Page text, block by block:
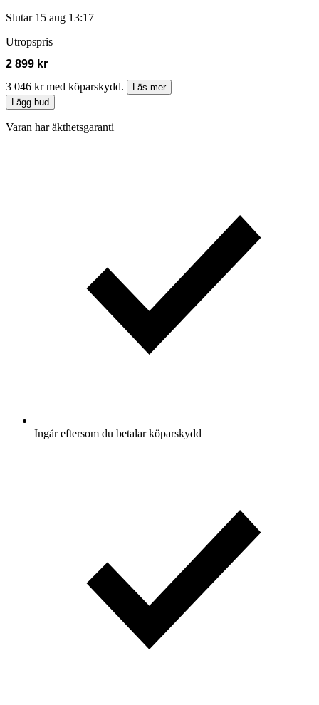
Slutar 15 aug 13:17
Utropspris
2 899 kr
3 046 kr med köparskydd.
Läs mer
Lägg bud
Varan har äkthetsgaranti
Ingår eftersom du betalar köparskydd